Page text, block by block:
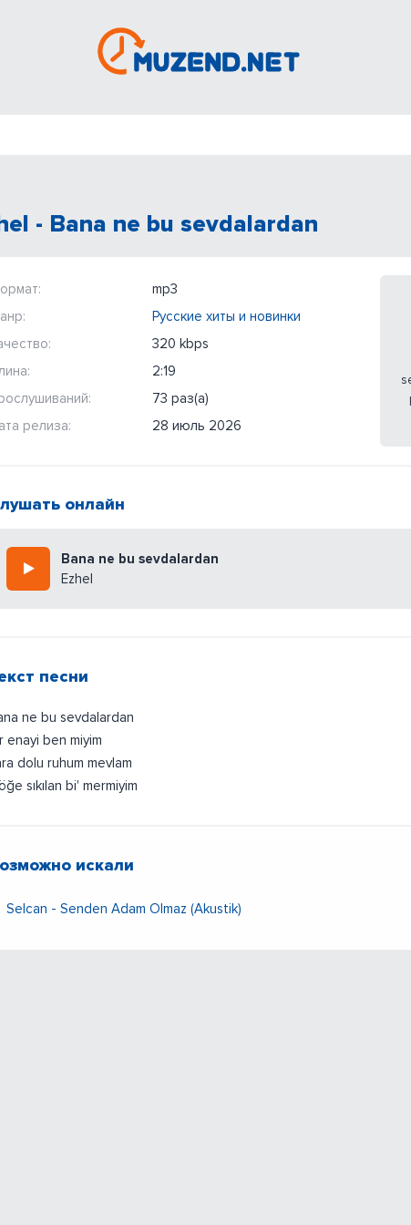
- Bana ne bu sevdalardan
mp3
Русские хиты и новинки
320 kbps
2:19
73 раз(а)
релиза:
28 июль 2026
онлайн
Bana ne bu sevdalardan
Ezhel
песни
ne bu sevdalardan
enayi ben miyim
dolu ruhum mevlam
sıkılan bi' mermiyim
искали
Selcan - Senden Adam Olmaz (Akustik)